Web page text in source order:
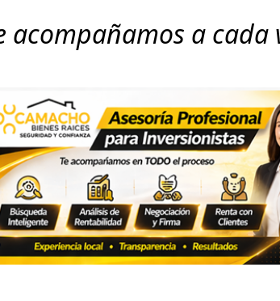
acompañamos a cada